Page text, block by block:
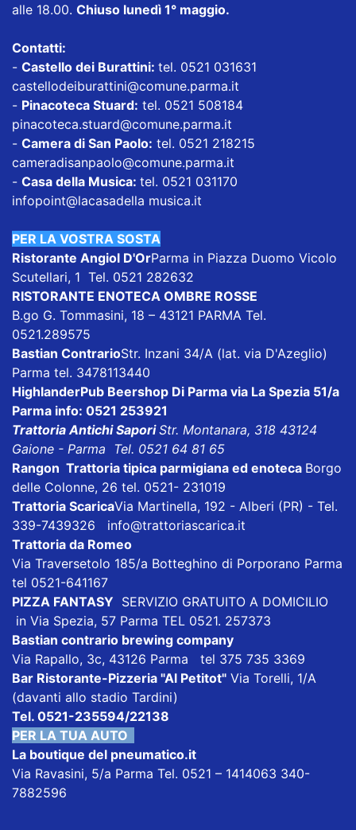
alle 18.00. Chiuso lunedì 1° maggio.
Contatti:
- Castello dei Burattini: tel. 0521 031631
castellodeiburattini@comune.parma.it
- Pinacoteca Stuard: tel. 0521 508184
pinacoteca.stuard@comune.parma.it
- Camera di San Paolo: tel. 0521 218215
cameradisanpaolo@comune.parma.it
- Casa della Musica: tel. 0521 031170
infopoint@lacasadella musica.it
PER LA VOSTRA SOSTA
Ristorante Angiol D'OrParma in Piazza Duomo Vicolo
Scutellari, 1 Tel. 0521 282632
RISTORANTE ENOTECA OMBRE ROSSE
B.go G. Tommasini, 18 – 43121 PARMA Tel.
0521.289575
Bastian ContrarioStr. Inzani 34/A (lat. via D'Azeglio)
Parma tel. 3478113440
HighlanderPub Beershop Di Parma via La Spezia 51/a
Parma info: 0521 253921
Trattoria Antichi SaporiStr. Montanara, 318 43124
Gaione - Parma Tel. 0521 64 81 65
Rangon Trattoria tipica parmigiana ed enoteca Borgo
delle Colonne, 26 tel. 0521- 231019
Trattoria ScaricaVia Martinella, 192 - Alberi (PR) - Tel.
339-7439326 info@trattoriascarica.it
Trattoria da Romeo
Via Traversetolo 185/a Botteghino di Porporano Parma
tel 0521-641167
PIZZA FANTASY SERVIZIO GRATUITO A DOMICILIO
in Via Spezia, 57 Parma TEL 0521. 257373
Bastian contrario brewing company
Via Rapallo, 3c, 43126 Parma tel 375 735 3369
Bar Ristorante-Pizzeria "Al Petitot" Via Torelli, 1/A
(davanti allo stadio Tardini)
Tel. 0521-235594/22138
PER LA TUA AUTO
La boutique del pneumatico.it
Via Ravasini, 5/a Parma Tel. 0521 – 1414063 340-
7882596